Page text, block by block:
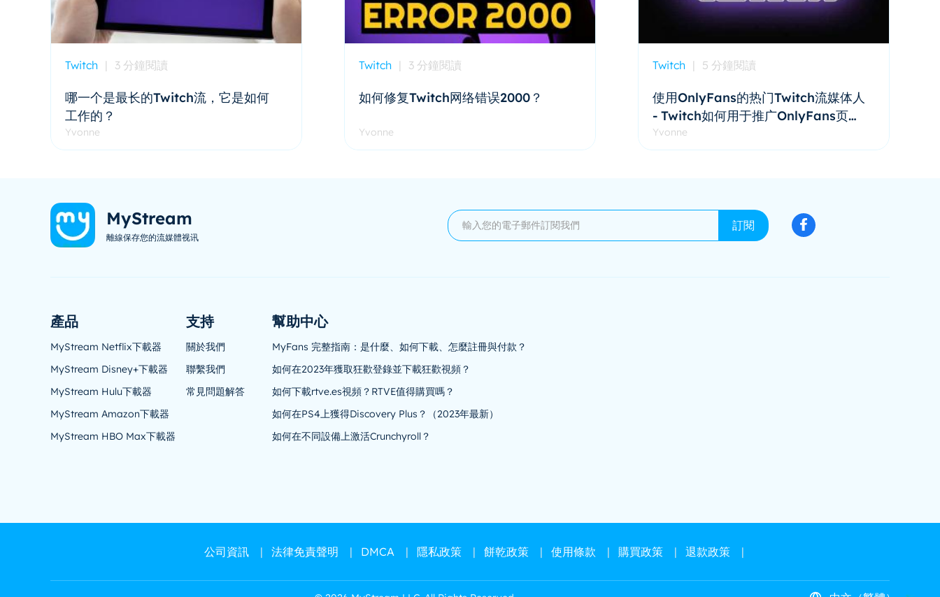
Twitch | 3 分鐘閱讀
哪一个是最长的Twitch流，它是如何
工作的？
Yvonne
Twitch | 3 分鐘閱讀
如何修复Twitch网络错误2000？
Yvonne
Twitch | 5 分鐘閱讀
使用OnlyFans的热门Twitch流媒体人
- Twitch如何用于推广OnlyFans页
面？
Yvonne
MyStream
離線保存您的流媒體视讯
訂閱
產品
MyStream Netflix下載器
MyStream Disney+下載器
MyStream Hulu下載器
MyStream Amazon下載器
MyStream HBO Max下載器
支持
關於我們
聯繫我們
常見問題解答
幫助中心
MyFans 完整指南：是什麼、如何下載、怎麼註冊與付款？
如何在2023年獲取狂歡登錄並下載狂歡視頻？
如何下載rtve.es視頻？RTVE值得購買嗎？
如何在PS4上獲得Discovery Plus？（2023年最新）
如何在不同設備上激活Crunchyroll？
公司資訊 | 法律免責聲明 | DMCA | 隱私政策 | 餅乾政策 | 使用條款 | 購買政策 | 退款政策 |